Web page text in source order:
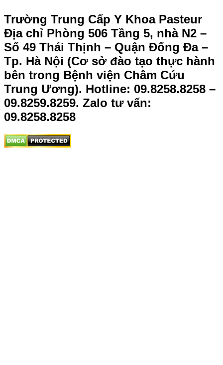
Trường Trung Cấp Y Khoa Pasteur
Địa chỉ Phòng 506 Tầng 5, nhà N2 –
Số 49 Thái Thịnh – Quận Đống Đa –
Tp. Hà Nội (Cơ sở đào tạo thực hành
bên trong Bệnh viện Châm Cứu
Trung Ương). Hotline: 09.8258.8258 –
09.8259.8259. Zalo tư vấn:
09.8258.8258